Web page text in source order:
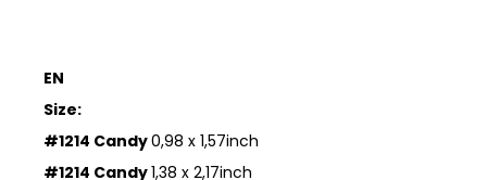
EN
Size:
#1214 Candy0,98 x 1,57inch
#1214 Candy1,38 x 2,17inch